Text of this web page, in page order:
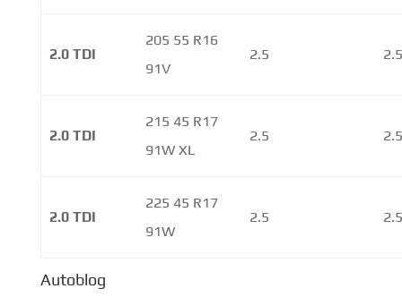
2.0 TDI
205 55 R16
91V
2.5
2.0 TDI
215 45 R17
91W XL
2.5
2.0 TDI
225 45 R17
91W
2.5
Autoblog